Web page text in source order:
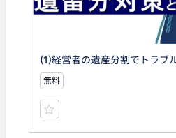
(1)経営者の遺産分割でトラブ
無料